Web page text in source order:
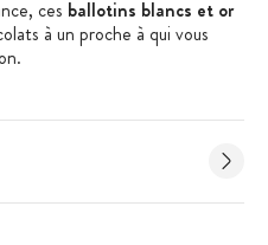
ces ballotins blancs et or
à un proche à qui vous
boites
et confiseries